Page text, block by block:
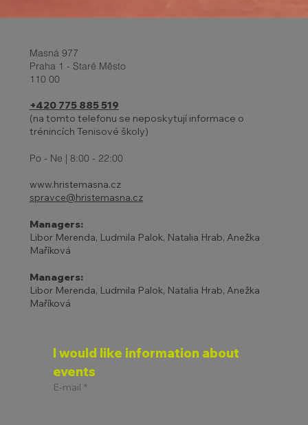
Masná 977
Praha 1 - Staré Město
110 00
+420 775 885 519
(na tomto telefonu se neposkytují informace o
trénincích Tenisové školy)
Po - Ne | 8:00 - 22:00
www.hristemasna.cz
spravce@hristemasna.cz
Managers:
Libor Merenda, Ludmila Palok, Natalia Hrab, Anežka
Maříková
Managers:
Libor Merenda, Ludmila Palok, Natalia Hrab, Anežka
Maříková
I would like information about
events
E-mail *